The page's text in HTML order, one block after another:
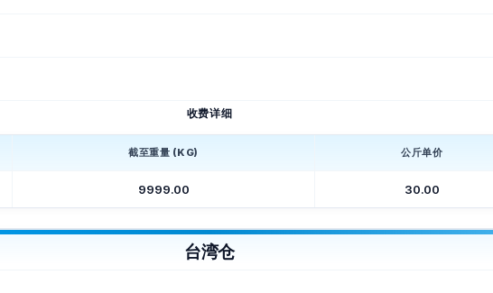
收费详细
截至重量 (KG) 公斤单价
9999.00 30.00
台湾仓